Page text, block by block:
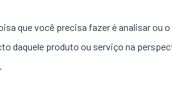
que você precisa fazer é analisar ou
daquele produto ou serviço na